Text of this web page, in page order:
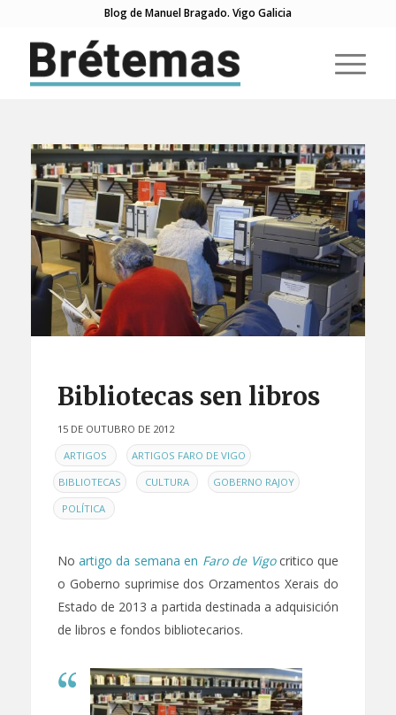
Blog de Manuel Bragado. Vigo Galicia
Bibliotecas sen libros
15 DE OUTUBRO DE 2012
EN ARTIGOS , ARTIGOS FARO DE VIGO ,
BIBLIOTECAS , CULTURA , GOBERNO RAJOY ,
POLÍTICA
Noartigo da semana en Faro de Vigocritico que
o Goberno suprimise dos Orzamentos Xerais do
Estado de 2013 a partida destinada a adquisición
de libros e fondos bibliotecarios.